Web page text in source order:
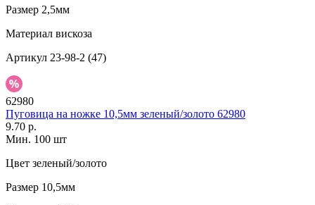
Размер 2,5мм
Материал вискоза
Артикул 23-98-2 (47)
62980
Пуговица на ножке 10,5мм зеленый/золото 62980
9.70 р.
Мин. 100 шт
Цвет зеленый/золото
Размер 10,5мм